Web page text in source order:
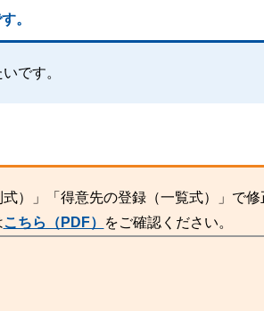
。
です。
式）」「得意先の登録（一覧式）」で
こちら（PDF） をご確認ください。